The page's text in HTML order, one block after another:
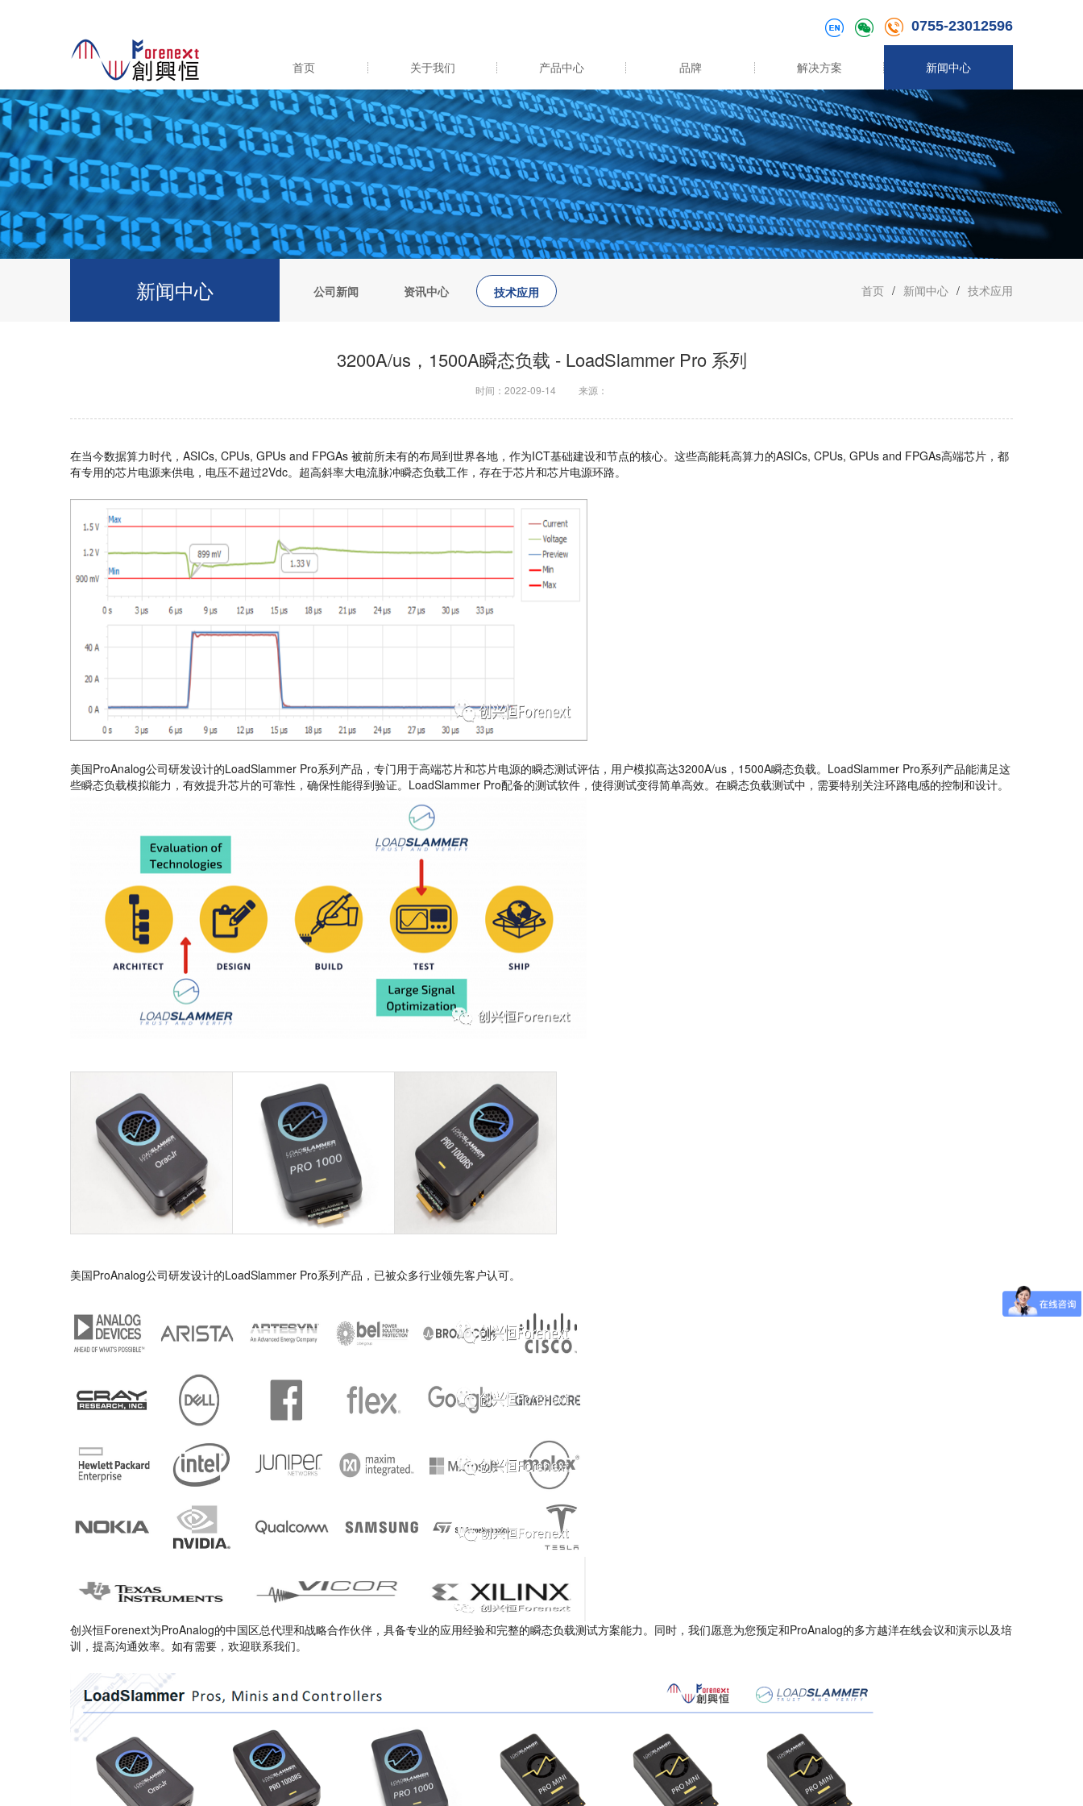
0755-23012596
首页 关于我们 产品中心 品牌 解决方案 新闻中心
新闻中心 公司新闻 资讯中心 技术应用 首页 / 新闻中心 / 技术应用
3200A/us，1500A瞬态负载 - LoadSlammer Pro 系列
时间：2022-09-14 来源：
在当今数据算力时代，ASICs, CPUs, GPUs and FPGAs 被前所未有的布局到世界各地，作为ICT基础建设和节点的核心。这些高能耗高算力的ASICs, CPUs, GPUs and FPGAs高端芯片，都
有专用的芯片电源来供电，电压不超过2Vdc。超高斜率大电流脉冲瞬态负载工作，存在于芯片和芯片电源环路。
美国ProAnalog公司研发设计的LoadSlammer Pro系列产品，专门用于高端芯片和芯片电源的瞬态测试评估，用户模拟高达3200A/us，1500A瞬态负载。LoadSlammer Pro系列产品能满足这
些瞬态负载模拟能力，有效提升芯片的可靠性，确保性能得到验证。LoadSlammer Pro配备的测试软件，使得测试变得简单高效。在瞬态负载测试中，需要特别关注环路电感的控制和设计。
美国ProAnalog公司研发设计的LoadSlammer Pro系列产品，已被众多行业领先客户认可。
创兴恒Forenext为ProAnalog的中国区总代理和战略合作伙伴，具备专业的应用经验和完整的瞬态负载测试方案能力。同时，我们愿意为您预定和ProAnalog的多方越洋在线会议和演示以及培
训，提高沟通效率。如有需要，欢迎联系我们。